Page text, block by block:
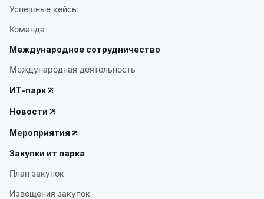
Успешные кейсы
Команда
Международное сотрудничество
Международная деятельность
ИТ-парк
Новости
Мероприятия
Закупки ит парка
План закупок
Извещения закупок